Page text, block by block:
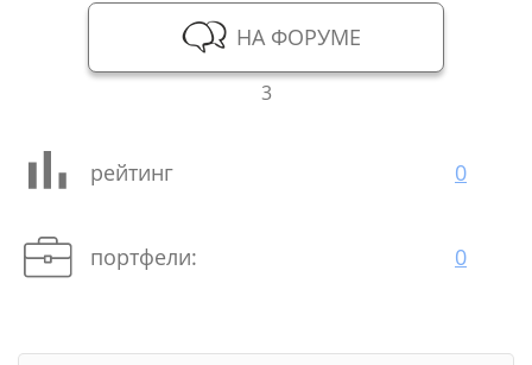
НА ФОРУМЕ
3
рейтинг 0
портфели: 0